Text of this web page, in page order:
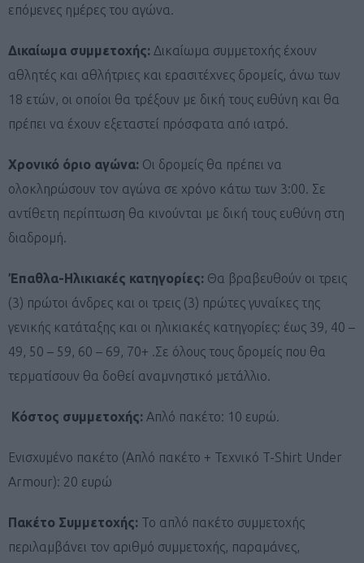
επόμενες ημέρες του αγώνα.
Δικαίωμα συμμετοχής: Δικαίωμα συμμετοχής έχουν
αθλητές και αθλήτριες και ερασιτέχνες δρομείς, άνω των
18 ετών, οι οποίοι θα τρέξουν με δική τους ευθύνη και θα
πρέπει να έχουν εξεταστεί πρόσφατα από ιατρό.
Χρονικό όριο αγώνα: Οι δρομείς θα πρέπει να
ολοκληρώσουν τον αγώνα σε χρόνο κάτω των 3:00. Σε
αντίθετη περίπτωση θα κινούνται με δική τους ευθύνη στη
διαδρομή.
Έπαθλα-Ηλικιακές κατηγορίες: Θα βραβευθούν οι τρεις
(3) πρώτοι άνδρες και οι τρεις (3) πρώτες γυναίκες της
γενικής κατάταξης και οι ηλικιακές κατηγορίες: έως 39, 40 –
49, 50 – 59, 60 – 69, 70+ .Σε όλους τους δρομείς που θα
τερματίσουν θα δοθεί αναμνηστικό μετάλλιο.
Κόστος συμμετοχής: Απλό πακέτο: 10 ευρώ.
Ενισχυμένο πακέτο (Απλό πακέτο + Τεχνικό T-Shirt Under
Armour): 20 ευρώ
Πακέτο Συμμετοχής: Το απλό πακέτο συμμετοχής
περιλαμβάνει τον αριθμό συμμετοχής, παραμάνες,